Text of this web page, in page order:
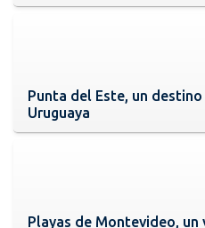
Punta del Este, un
Uruguaya
Playas de Montevideo,